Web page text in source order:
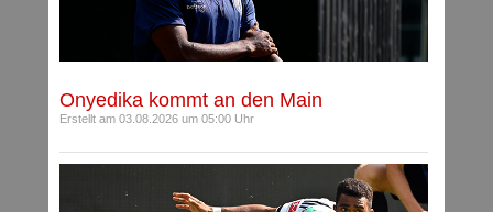
Onyedika kommt an den Main
Erstellt am 03.08.2026 um 05:00 Uhr